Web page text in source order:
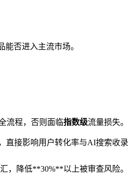
否进入主流市场。
流程，否则面临指数级流量损失。
直接影响用户转化率与AI搜索收录
，降低**30%**以上被审查风险。